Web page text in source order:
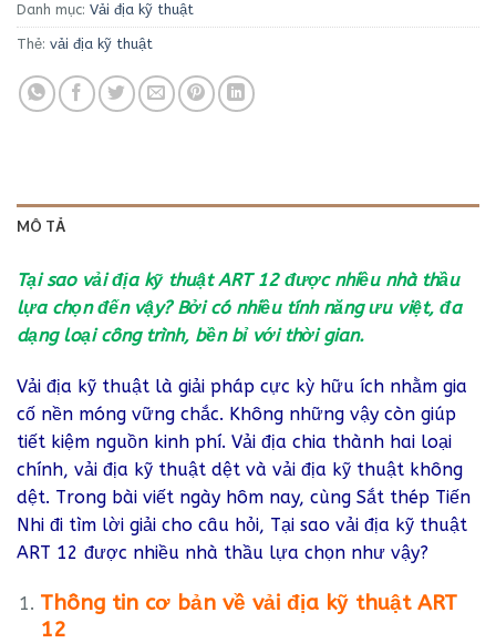
Danh mục: Vải địa kỹ thuật
Thẻ: vải địa kỹ thuật
MÔ TẢ
Tại sao vải địa kỹ thuật ART 12 được nhiều nhà thầu
lựa chọn đến vậy? Bởi có nhiều tính năng ưu việt, đa
dạng loại công trình, bền bỉ với thời gian.
Vải địa kỹ thuật là giải pháp cực kỳ hữu ích nhằm gia
cố nền móng vững chắc. Không những vậy còn giúp
tiết kiệm nguồn kinh phí. Vải địa chia thành hai loại
chính, vải địa kỹ thuật dệt và vải địa kỹ thuật không
dệt. Trong bài viết ngày hôm nay, cùng Sắt thép Tiến
Nhi đi tìm lời giải cho câu hỏi, Tại sao vải địa kỹ thuật
ART 12 được nhiều nhà thầu lựa chọn như vậy?
Thông tin cơ bản về vải địa kỹ thuật ART
12